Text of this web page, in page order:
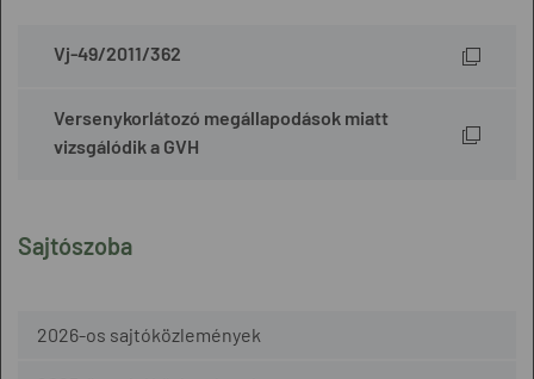
Sajtószoba
2026-os sajtóközlemények
Vj-49/2011/362
Versenykorlátozó megállapodások miatt
vizsgálódik a GVH